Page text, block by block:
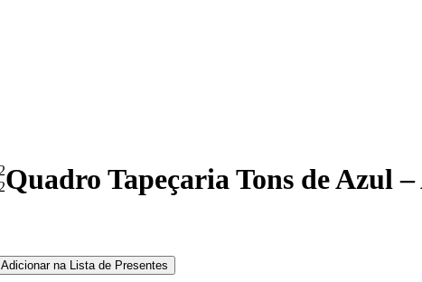
Quadro Tapeçaria Tons de Azul
Adicionar na Lista de Presentes